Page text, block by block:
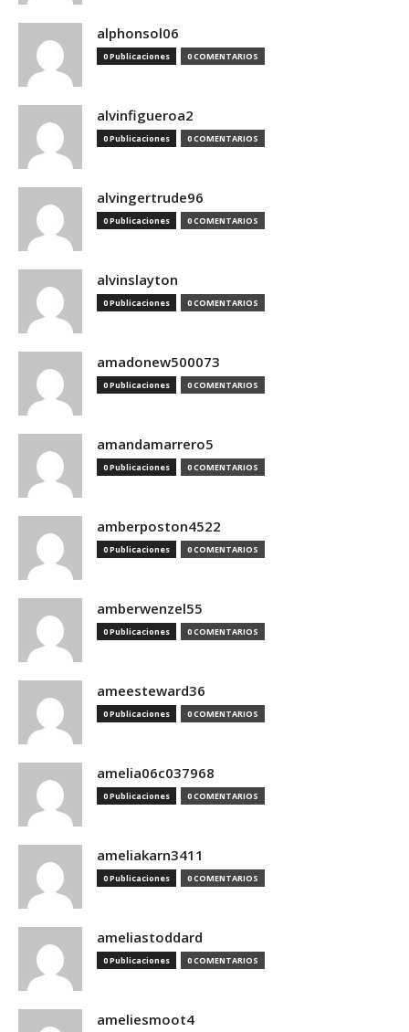
alphonsol06
0 Publicaciones 0 COMENTARIOS
alvinfigueroa2
0 Publicaciones 0 COMENTARIOS
alvingertrude96
0 Publicaciones 0 COMENTARIOS
alvinslayton
0 Publicaciones 0 COMENTARIOS
amadonew500073
0 Publicaciones 0 COMENTARIOS
amandamarrero5
0 Publicaciones 0 COMENTARIOS
amberposton4522
0 Publicaciones 0 COMENTARIOS
amberwenzel55
0 Publicaciones 0 COMENTARIOS
ameesteward36
0 Publicaciones 0 COMENTARIOS
amelia06c037968
0 Publicaciones 0 COMENTARIOS
ameliakarn3411
0 Publicaciones 0 COMENTARIOS
ameliastoddard
0 Publicaciones 0 COMENTARIOS
ameliesmoot4